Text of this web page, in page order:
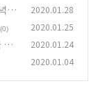
2020.01.28
(0) 2020.01.25
고
2020.01.24
2020.01.04